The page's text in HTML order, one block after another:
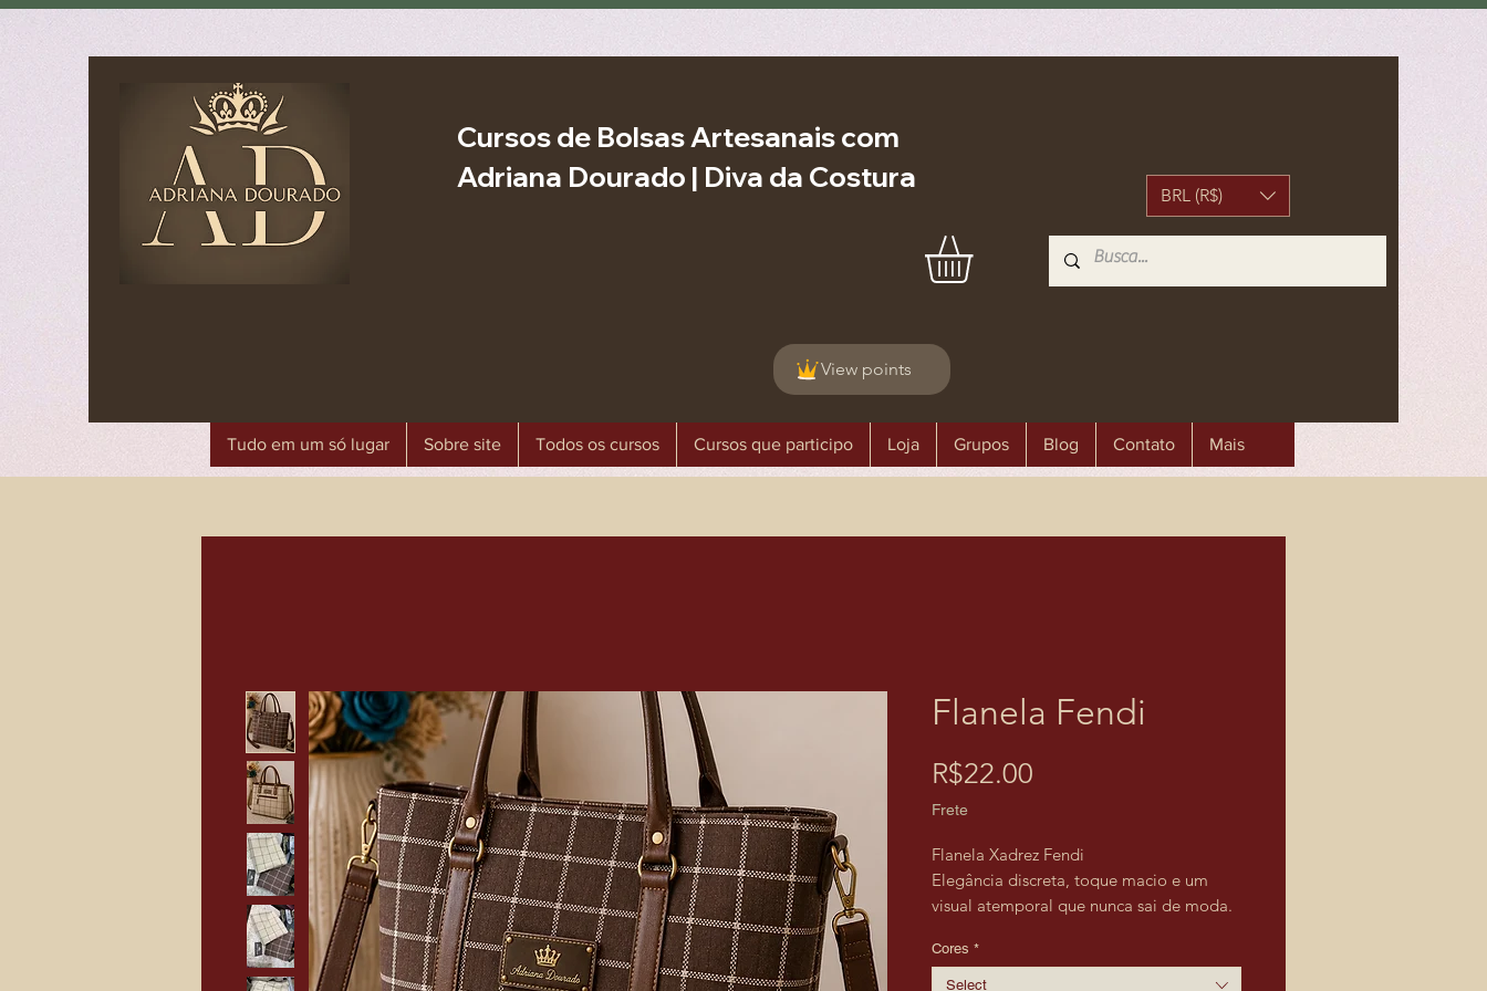
Cursos de Bolsas Artesanais com
Adriana Dourado | Diva da Costura
BRL (R$)
View points
Tudo em um só lugar Sobre site Todos os cursos Cursos que participo Loja Grupos Blog Contato Mais
Flanela Fendi
R$22.00
Frete
Flanela Xadrez Fendi
Elegância discreta, toque macio e um
visual atemporal que nunca sai de moda.
combinação sofisticada de tons bege e
café, formando um clássico xadrez
Cores *
Select